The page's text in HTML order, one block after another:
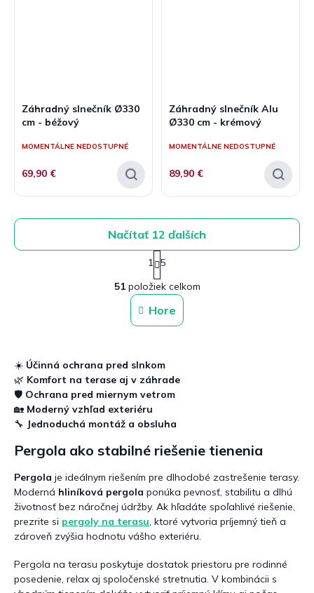
Záhradný slnečník Ø330
cm - béžový
MOMENTÁLNE NEDOSTUPNÉ
69,90 €
Záhradný slnečník Alu
Ø330 cm - krémový
MOMENTÁLNE NEDOSTUPNÉ
89,90 €
O
v
l
á
d
i
e
p
v
y
ý
p
i
s
u
Načítať 12 ďalších
S
t
r
á
k
o
n
e
1 5
51položiek celkom
Hore
☀️ Účinná ochrana pred slnkom
🌿 Komfort na terase aj v záhrade
🛡️ Ochrana pred miernym vetrom
🏡 Moderný vzhľad exteriéru
🔧 Jednoduchá montáž a obsluha
Pergola ako stabilné riešenie tienenia
Pergola je ideálnym riešením pre dlhodobé zastrešenie terasy.
Moderná hliníková pergola ponúka pevnosť, stabilitu a dlhú
životnosť bez náročnej údržby. Ak hľadáte spoľahlivé riešenie,
prezrite si pergoly na terasu , ktoré vytvoria príjemný tieň a
zároveň zvýšia hodnotu vášho exteriéru.
Pergola na terasu poskytuje dostatok priestoru pre rodinné
posedenie, relax aj spoločenské stretnutia. V kombinácii s